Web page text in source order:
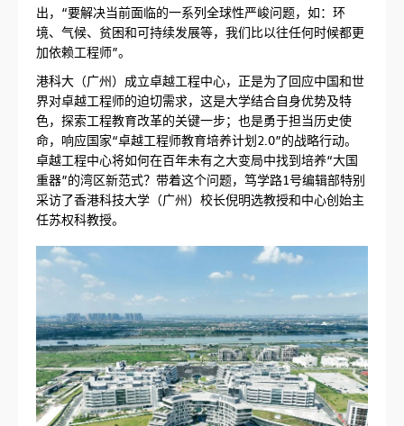
出，“要解决当前面临的一系列全球性严峻问题，如：环
境、气候、贫困和可持续发展等，我们比以往任何时候都更
加依赖工程师”。
港科大（广州）成立卓越工程中心，正是为了回应中国和世
界对卓越工程师的迫切需求，这是大学结合自身优势及特
色，探索工程教育改革的关键一步；也是勇于担当历史使
命，响应国家“卓越工程师教育培养计划2.0”的战略行动。
卓越工程中心将如何在百年未有之大变局中找到培养“大国
重器”的湾区新范式？带着这个问题，笃学路1号编辑部特别
采访了香港科技大学（广州）校长倪明选教授和中心创始主
任苏权科教授。